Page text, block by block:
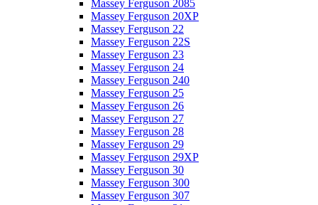
Massey Ferguson 2085
Massey Ferguson 20XP
Massey Ferguson 22
Massey Ferguson 22S
Massey Ferguson 23
Massey Ferguson 24
Massey Ferguson 240
Massey Ferguson 25
Massey Ferguson 26
Massey Ferguson 27
Massey Ferguson 28
Massey Ferguson 29
Massey Ferguson 29XP
Massey Ferguson 30
Massey Ferguson 300
Massey Ferguson 307